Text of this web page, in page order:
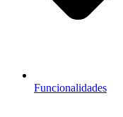
Funcionalidades